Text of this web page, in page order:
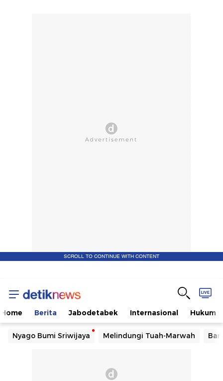
SCROLL TO CONTINUE WITH CONTENT
Home Berita Jabodetabek Internasional Hukum
Nyago Bumi Sriwijaya Melindungi Tuah-Marwah